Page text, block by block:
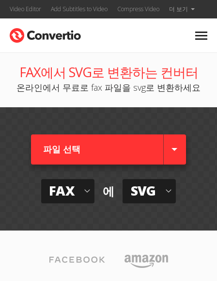
Video Editor Add Subtitles to Video Compress Video 더 보기
FAX에서 SVG로 변환하는 컨버터
온라인에서 무료로 fax 파일을 svg로 변환하세요
파일 선택
FAX 에 SVG